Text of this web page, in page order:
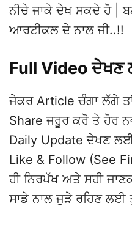
ਨੀਚੇ ਜਾਕੇ ਦੇਖ ਸਕਦੇ ਹੋ |
ਆਰਟੀਕਲ ਦੇ ਨਾਲ ਜੀ..!!
Full Video ਦੇਖਣ
ਜੇਕਰ Article ਚੰਗਾ ਲੱਗੇ
Share ਜਰੂਰ ਕਰੋ ਤੇ ਹੋਰ
Daily Update ਦੇਖਣ
Like & Follow (See
ਹੀ ਨਿਰਪੱਖ ਅਤੇ ਸਹੀ
ਸਾਡੇ ਨਾਲ ਜੁੜੇ ਰਹਿਣ ਲਈ